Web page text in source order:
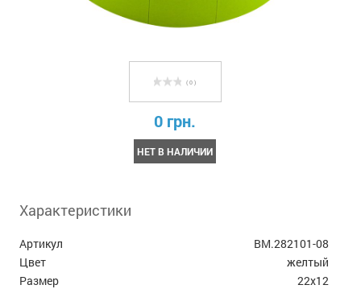
( 0 )
0 грн.
НЕТ В НАЛИЧИИ
Характеристики
Артикул
BM.282101-08
Цвет
желтый
Размер
22х12